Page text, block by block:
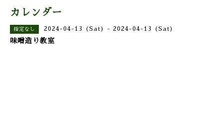
カレンダー
指定なし 2024-04-13 (Sat) - 2024-04-13 (Sat)
味噌造り教室